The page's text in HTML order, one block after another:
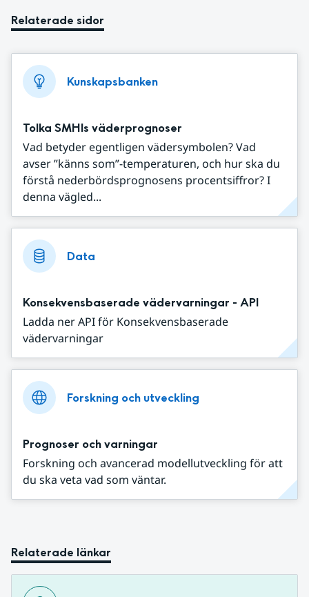
Relaterade sidor
Kunskapsbanken
Tolka SMHIs väderprognoser
Vad betyder egentligen vädersymbolen? Vad
avser ”känns som”-temperaturen, och hur ska du
förstå nederbördsprognosens procentsiffror? I
denna vägled...
Data
Konsekvensbaserade vädervarningar - API
Ladda ner API för Konsekvensbaserade
vädervarningar
Forskning och utveckling
Prognoser och varningar
Forskning och avancerad modellutveckling för att
du ska veta vad som väntar.
Relaterade länkar